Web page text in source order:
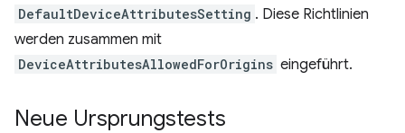
DefaultDeviceAttributesSetting . Diese Richtlinien
werden zusammen mit
DeviceAttributesAllowedForOrigins eingeführt.
Neue Ursprungstests